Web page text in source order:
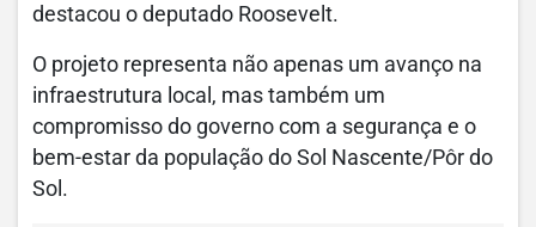
destacou o deputado Roosevelt.
O projeto representa não apenas um avanço na
infraestrutura local, mas também um
compromisso do governo com a segurança e o
bem-estar da população do Sol Nascente/Pôr do
Sol.